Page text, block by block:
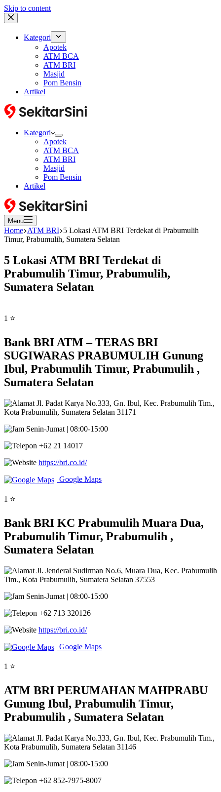
Skip to content
Kategori
Apotek
ATM BCA
ATM BRI
Masjid
Pom Bensin
Artikel
Kategori
Apotek
ATM BCA
ATM BRI
Masjid
Pom Bensin
Artikel
Menu
Home ATM BRI 5 Lokasi ATM BRI Terdekat di Prabumulih
Timur, Prabumulih, Sumatera Selatan
5 Lokasi ATM BRI Terdekat di
Prabumulih Timur, Prabumulih,
Sumatera Selatan
1 ⭐
Bank BRI ATM – TERAS BRI
SUGIWARAS PRABUMULIH Gunung
Ibul, Prabumulih Timur, Prabumulih ,
Sumatera Selatan
Jl. Padat Karya No.333, Gn. Ibul, Kec. Prabumulih Tim.,
Kota Prabumulih, Sumatera Selatan 31171
Senin-Jumat | 08:00-15:00
+62 21 14017
https://bri.co.id/
Google Maps
1 ⭐
Bank BRI KC Prabumulih Muara Dua,
Prabumulih Timur, Prabumulih ,
Sumatera Selatan
Jl. Jenderal Sudirman No.6, Muara Dua, Kec. Prabumulih
Tim., Kota Prabumulih, Sumatera Selatan 37553
Senin-Jumat | 08:00-15:00
+62 713 320126
https://bri.co.id/
Google Maps
1 ⭐
ATM BRI PERUMAHAN MAHPRABU
Gunung Ibul, Prabumulih Timur,
Prabumulih , Sumatera Selatan
Jl. Padat Karya No.333, Gn. Ibul, Kec. Prabumulih Tim.,
Kota Prabumulih, Sumatera Selatan 31146
Senin-Jumat | 08:00-15:00
+62 852-7975-8007